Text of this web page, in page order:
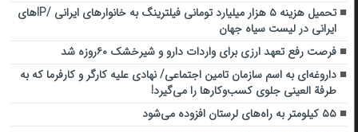
تحمیل هزینه ۵ هزار میلیارد تومانی فیلترینگ به خانوارهای ایرانی /IPهای
ایرانی در لیست سیاه جهان
فرصت رفع تعهد ارزی برای واردات دارو و شیرخشک ۶۰روزه شد
داروغه‌ای به اسم سازمان تامین اجتماعی/ نهادی علیه کارگر و کارفرما که به
طرفة العینی جلوی کسب‌وکارها را می‌گیرد!
۵۵ کیلومتر به راه‌های لرستان افزوده می‌شود